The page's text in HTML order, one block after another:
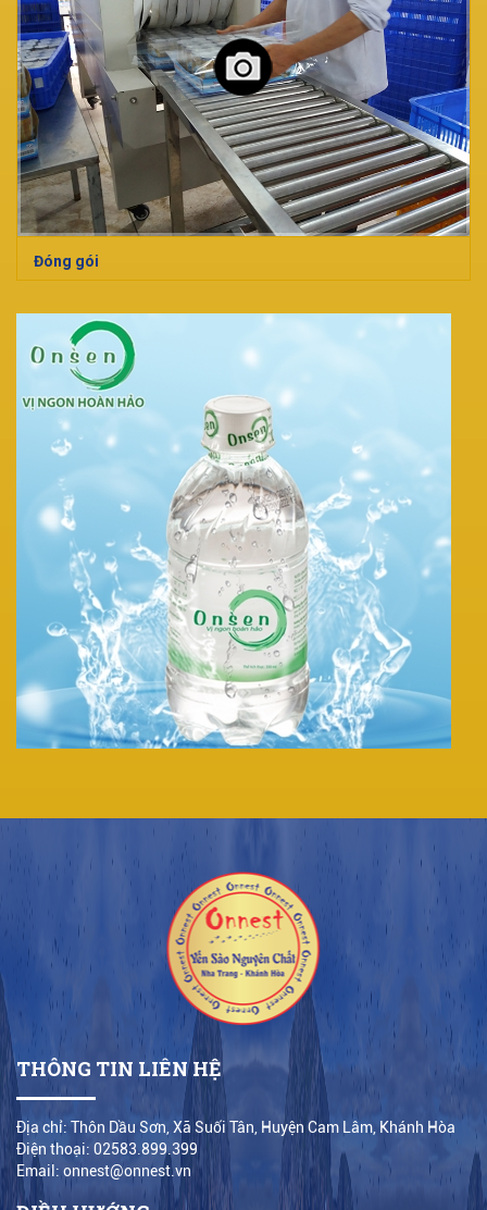
Đóng gói
THÔNG TIN LIÊN HỆ
Địa chỉ: Thôn Dầu Sơn, Xã Suối Tân, Huyện Cam Lâm, Khánh Hòa
Điện thoại: 02583.899.399
Email: onnest@onnest.vn